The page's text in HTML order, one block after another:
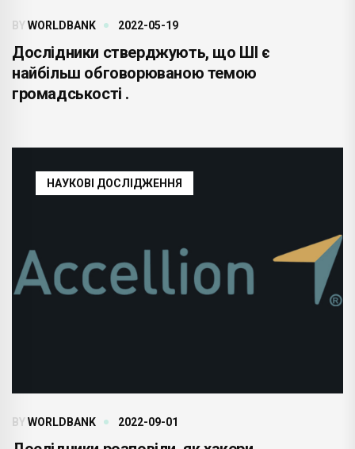
BYWORLDBANK 2022-05-19
Дослідники стверджують, що ШІ є
найбільш обговорюваною темою
громадськості .
НАУКОВІ ДОСЛІДЖЕННЯ
BYWORLDBANK 2022-09-01